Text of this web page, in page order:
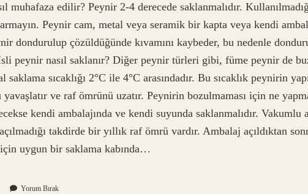
muhafaza edilir? Peynir 2-4 derecede saklanmalıdır.
Peynir cam, metal veya seramik bir kapta veya kendi
dondurulup çözüldüğünde kıvamını kaybeder, bu nedenle
peynir nasıl saklanır? Diğer peynir türleri gibi, füme peynir de
saklama sıcaklığı 2°C ile 4°C arasındadır. Bu sıcaklık peynirin
ve raf ömrünü uzatır. Peynirin bozulmaması için ne
kendi ambalajında ​​ve kendi suyunda saklanmalıdır. Vakumlu
takdirde bir yıllık raf ömrü vardır. Ambalaj açıldıktan
için uygun bir saklama kabında…
Yorum Bırak